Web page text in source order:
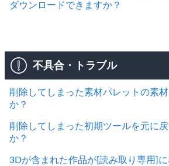
ダウンロードできますか？
不具合・トラブル
削除してしまった素材パレットの素
か？
削除してしまった初期ツールを元に
か？
3Dが含まれた作品が[読み取り専用]